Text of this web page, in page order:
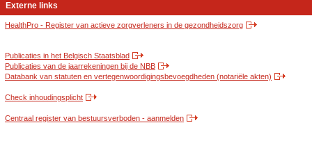
Externe links
HealthPro - Register van actieve zorgverleners in de gezondheidszorg
Publicaties in het Belgisch Staatsblad
Publicaties van de jaarrekeningen bij de NBB
Databank van statuten en vertegenwoordigingsbevoegdheden (notariële akten)
Check inhoudingsplicht
Centraal register van bestuursverboden - aanmelden